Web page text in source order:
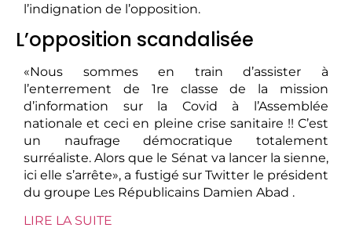
l’indignation de l’opposition.
L’opposition scandalisée
«Nous sommes en train d’assister à
l’enterrement de 1re classe de la mission
d’information sur la Covid à l’Assemblée
nationale et ceci en pleine crise sanitaire !! C’est
un naufrage démocratique totalement
surréaliste. Alors que le Sénat va lancer la sienne,
ici elle s’arrête», a fustigé sur Twitter le président
du groupe Les Républicains Damien Abad .
LIRE LA SUITE